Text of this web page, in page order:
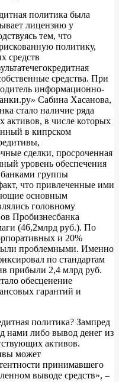
политика была
лицензию у
тем, что
политику,
средств
средства. При
информационно-
Сабина Хасанова,
стало наличие ряда
в числе которых
в кипрском
сделки, просроченная
уровень обеспечения
группы
что привлеченные ими
основным
головному
Пробизнесбанка
(46,2млрд руб.). По
и 20%
проблемными. Именно
по стандартам
прибыли 2,4 млрд руб.
обесценение
гарантий и
политика? Зампред
нами либо вывод денег из
активов.
может
принимавшего
выводе средств», –